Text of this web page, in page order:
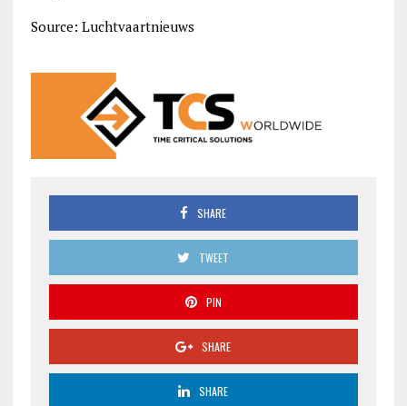
Source: Luchtvaartnieuws
SHARE
TWEET
PIN
SHARE
SHARE